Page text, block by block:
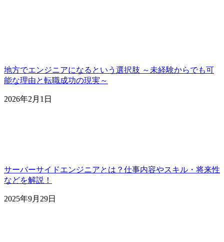
地方でエンジニアになるという選択肢 ～未経験からでも可
能な理由と転職成功の現実～
2026年2月1日
サーバーサイドエンジニアとは？仕事内容やスキル・将来性
などを解説！
2025年9月29日